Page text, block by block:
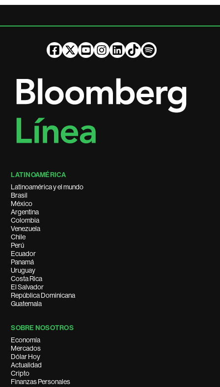
LATINOAMÉRICA
Latinoamérica y el mundo
Brasil
México
Argentina
Colombia
Venezuela
Chile
Perú
Ecuador
Panamá
Uruguay
Costa Rica
El Salvador
República Dominicana
Guatemala
SOBRE NOSOTROS
Economía
Mercados
Dólar Hoy
Actualidad
Cripto
Finanzas Personales